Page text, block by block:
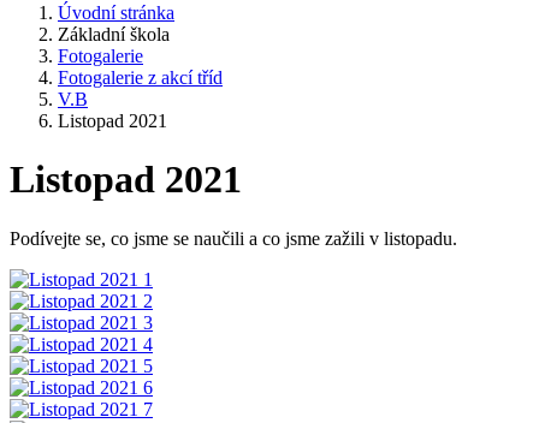
Úvodní stránka
Základní škola
Fotogalerie
Fotogalerie z akcí tříd
V.B
Listopad 2021
Listopad 2021
Podívejte se, co jsme se naučili a co jsme zažili v listopadu.